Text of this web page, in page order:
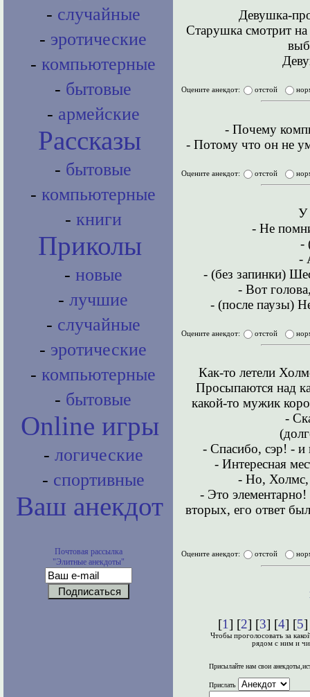
- случайные
- эротические
- компьютерные
- бытовые
- армейские
Рассказы
- бытовые
- компьютерные
- книги
Приколы
- новые
- лучшие
- случайные
- эротические
- компьютерные
- бытовые
Online игры
- логические
- спортивные
Ваш анекдот
Почтовая рассылка
"Элитные анекдоты"
Девушка-
Старушка смотрит на
Оцените анекдот: отстой
- Почему
- Потому что он не
Оцените анекдот: отстой
У
- Hе
-
-
- (без запинки)
- Вот
- (после паузы)
Оцените анекдот: отстой
Как-то летели
Просыпаются над
какой-то мужик
-
- Спасибо, сэр! - и
- Интересная
- Но, Холмс,
- Это
вторых, его ответ
Оцените анекдот: отстой
[1] [2] [3] [4] [5
Чтобы проголосовать за
рядом с ним и
Присылайте нам свои
Прислать